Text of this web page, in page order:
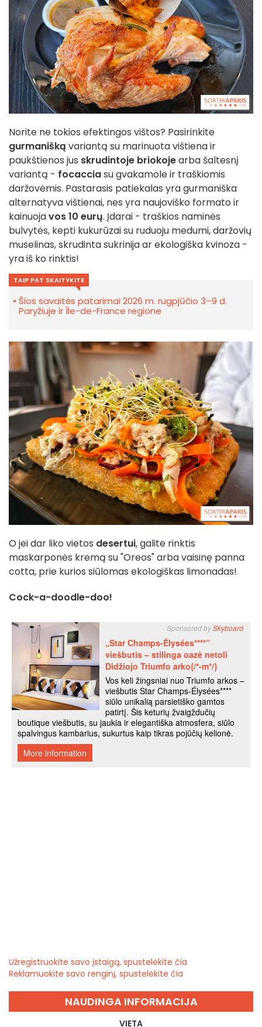
Norite ne tokios efektingos vištos? Pasirinkite
gurmanišką variantą su marinuota vištiena ir
paukštienos jus skrudintoje briokojearba šaltesnį
variantą - focacciasu gvakamole ir traškiomis
daržovėmis. Pastarasis patiekalas yra gurmaniška
alternatyva vištienai, nes yra naujoviško formato ir
kainuojavos 10 eurų. Įdarai - traškios naminės
bulvytės, kepti kukurūzai su ruduoju medumi, daržovių
muselinas, skrudinta sukrinija ar ekologiška kvinoza -
yra iš ko rinktis!
TAIP PAT SKAITYKITE
Šios savaitės patarimai 2026 m. rugpjūčio 3–9 d.
Paryžiuje ir Île-de-France regione
O jei dar liko vietos desertui, galite rinktis
maskarponės kremą su "Oreos" arba vaisinę panna
cotta, prie kurios siūlomas ekologiškas limonadas!
Cock-a-doodle-doo!
Užregistruokite savo įstaigą, spustelėkite čia
Reklamuokite savo renginį, spustelėkite čia
NAUDINGA INFORMACIJA
VIETA